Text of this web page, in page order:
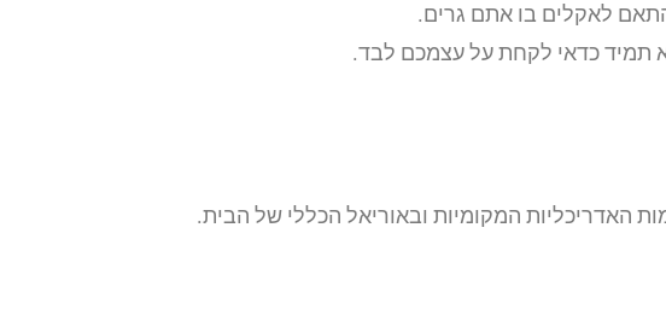
לאקלים בו אתם גרים.
תמיד כדאי לקחת על עצמכם לבד.